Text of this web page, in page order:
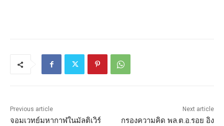
Previous article
จอมเวทย์มหากาฬในมัลติเวิร์
Next article
กรองความคิด พล.ต.อ.รอย อิง